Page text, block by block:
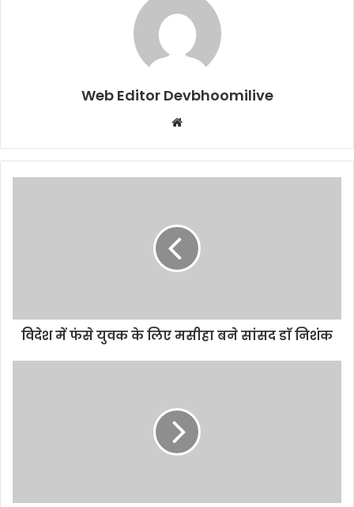
Web Editor Devbhoomilive
Website
विदेश में फंसे युवक के लिए मसीहा बने सांसद डाॅ निशंक